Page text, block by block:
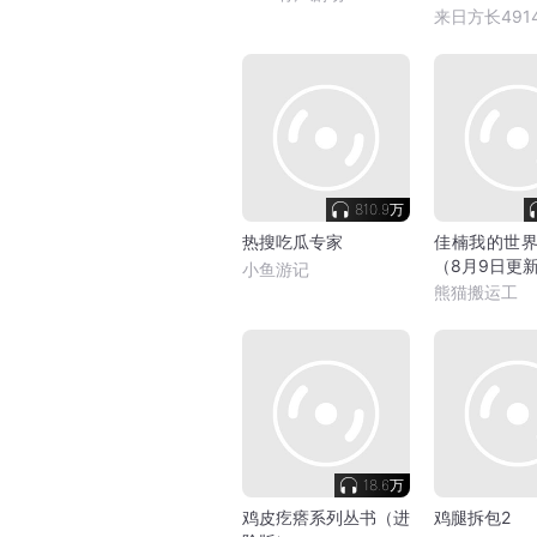
来日方长
810.9万
热搜吃瓜专家
小鱼游记
佳楠我的世
（8月9日更
熊猫搬运工
18.6万
鸡皮疙瘩系列丛书（进
鸡腿拆包2